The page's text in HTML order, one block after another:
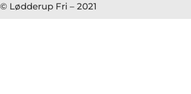
© Lødderup Fri – 2021